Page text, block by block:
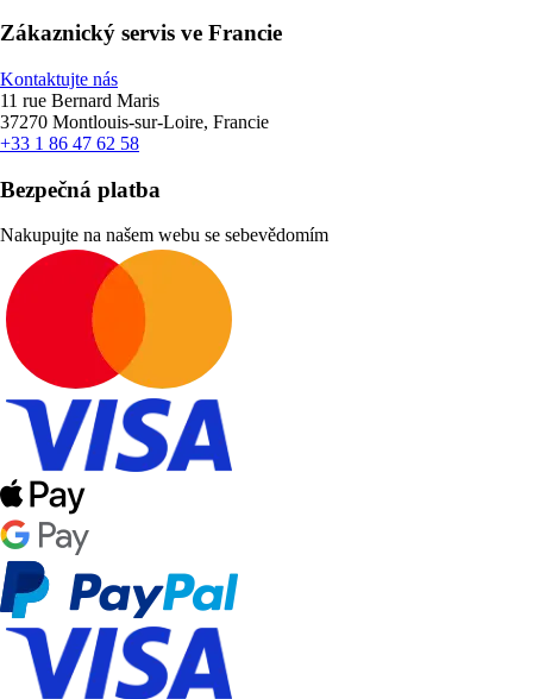
Zákaznický servis ve Francie
Kontaktujte nás
11 rue Bernard Maris
37270 Montlouis-sur-Loire, Francie
+33 1 86 47 62 58
Bezpečná platba
Nakupujte na našem webu se sebevědomím